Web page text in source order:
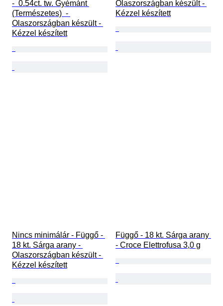
-  0.54ct. tw. Gyémánt
(Természetes)  -
Olaszországban készült -
Kézzel készített
Olaszországban készült -
Kézzel készített
Nincs minimálár - Függő -
18 kt. Sárga arany -
Olaszországban készült -
Kézzel készített
Függő - 18 kt. Sárga arany
- Croce Elettrofusa 3,0 g